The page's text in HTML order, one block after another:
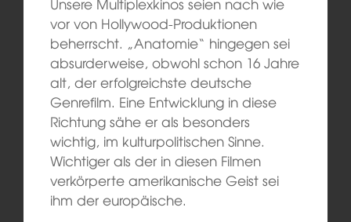
vor von Hollywood-Produktionen
beherrscht. „Anatomie“ hingegen sei
absurderweise, obwohl schon 16 Jahre
alt, der erfolgreichste deutsche
Genrefilm. Eine Entwicklung in diese
Richtung sähe er als besonders
wichtig, im kulturpolitischen Sinne.
Wichtiger als der in diesen Filmen
verkörperte amerikanische Geist sei
ihm der europäische.